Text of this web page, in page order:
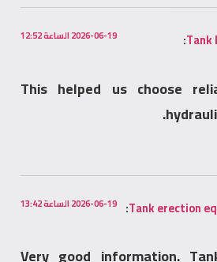
: 2026-06-19 الساعة 12:52
This helped us choose
Tank erection
: 2026-06-19 الساعة 13:42
Very good information.